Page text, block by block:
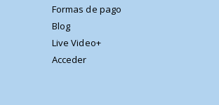
Formas de pago
Blog
Live Video+
Acceder